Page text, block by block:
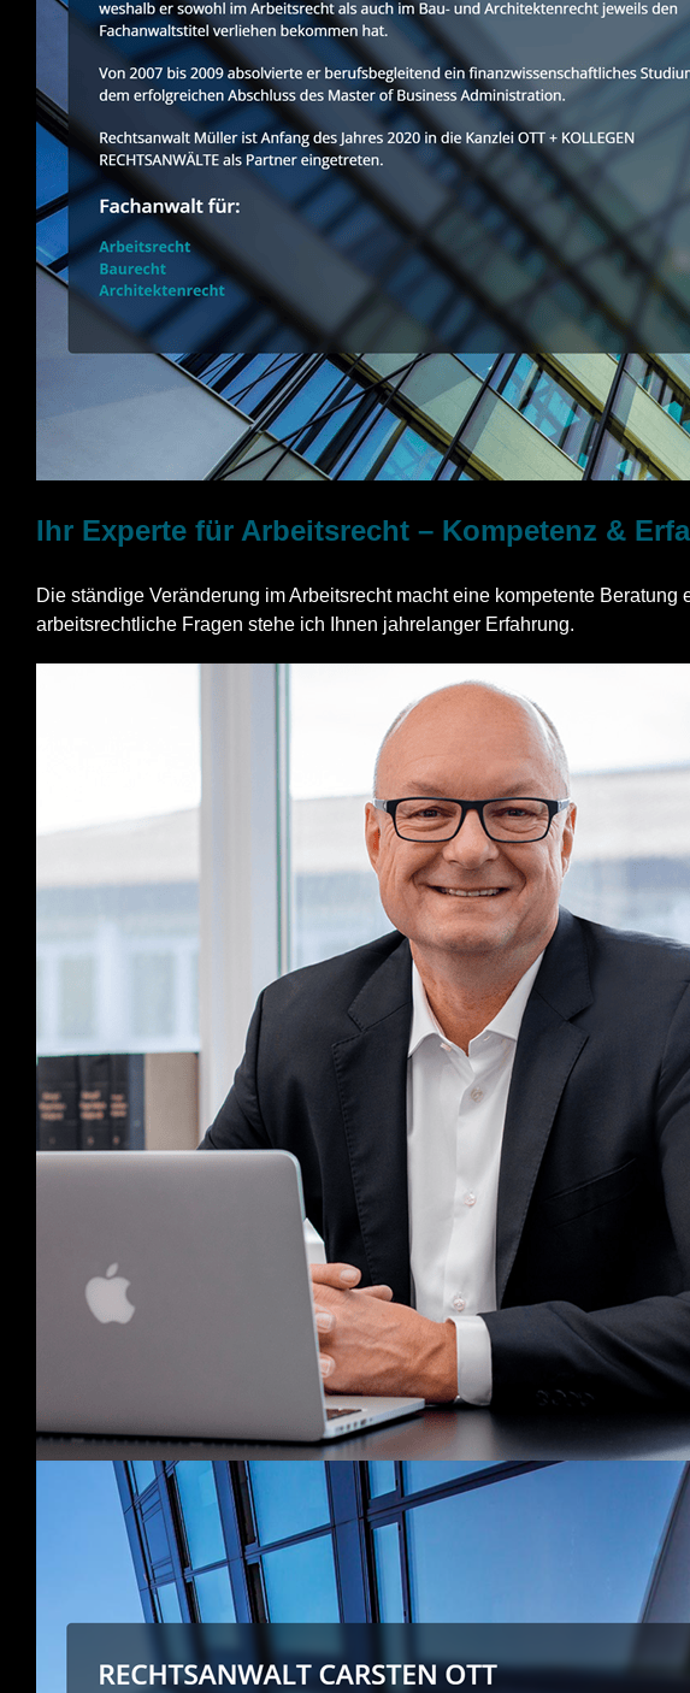
Ihr Experte für Arbeitsrecht – Kompetenz &
Die ständige Veränderung im Arbeitsrecht macht eine kompetente
arbeitsrechtliche Fragen stehe ich Ihnen jahrelanger Erfahrung.